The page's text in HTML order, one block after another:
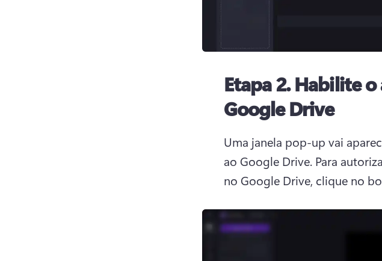
Etapa 2. Habilite
Google Drive
Uma janela pop-up vai
ao Google Drive. Para
no Google Drive, clique no